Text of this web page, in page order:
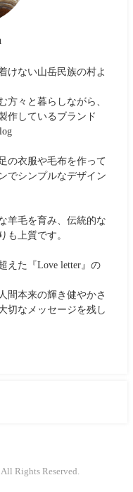
けない山岳民族の村よ
方々と暮らしながら、
作しているブランド
の衣服や毛布を作って
でシンプルなデザイン
羊毛を育み、伝統的な
も上質です。
えた『Love letter』の
間本来の輝き健やかさ
切なメッセージを残し
Rights Reserved.